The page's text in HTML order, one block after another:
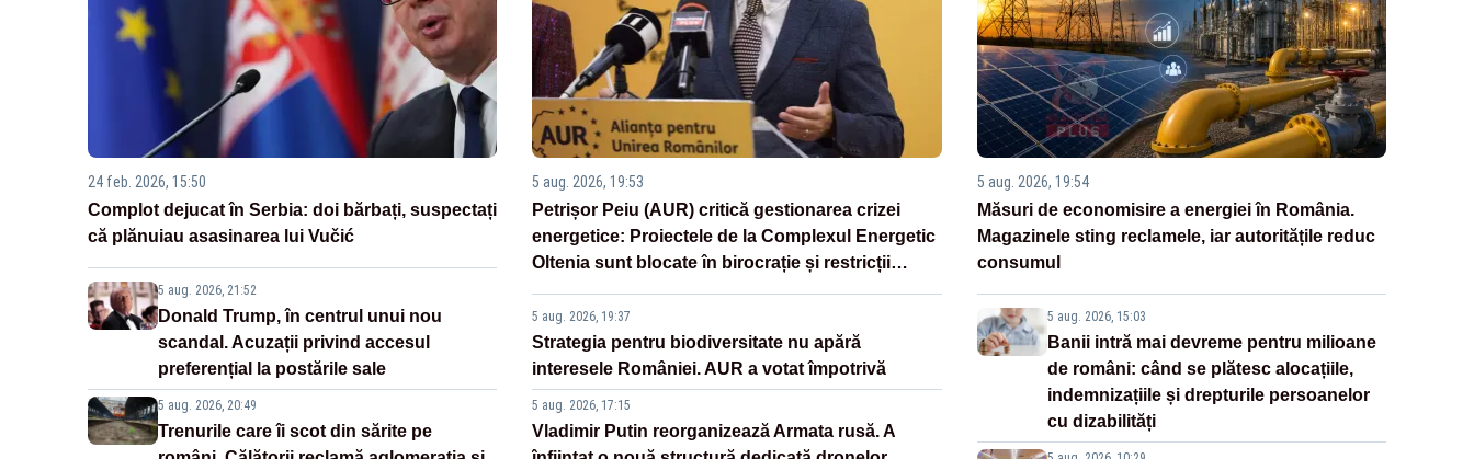
24 feb. 2026, 15:50
Complot dejucat în Serbia: doi bărbați, suspectați
că plănuiau asasinarea lui Vučić
5 aug. 2026, 21:52
Donald Trump, în centrul unui nou
scandal. Acuzații privind accesul
preferențial la postările sale
5 aug. 2026, 20:49
Trenurile care îi scot din sărite pe
5 aug. 2026, 19:53
Petrișor Peiu (AUR) critică gestionarea crizei
energetice: Proiectele de la Complexul Energetic
Oltenia sunt blocate în birocrație și restricții
5 aug. 2026, 19:37
Strategia pentru biodiversitate nu apără
interesele României. AUR a votat împotrivă
5 aug. 2026, 17:15
Vladimir Putin reorganizează Armata rusă. A
5 aug. 2026, 19:54
Măsuri de economisire a energiei în România.
Magazinele sting reclamele, iar autoritățile reduc
consumul
5 aug. 2026, 15:03
Banii intră mai devreme pentru milioane
de români: când se plătesc alocațiile,
indemnizațiile și drepturile persoanelor
cu dizabilități